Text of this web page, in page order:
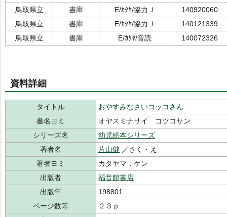
鳥取県立
書庫 E/ｶﾀﾔ/協力Ｊ
140920060
鳥取県立
書庫 E/ｶﾀﾔ/協力Ｊ
140121339
鳥取県立
書庫 E/ｶﾀﾔ/音読 140072326
資料詳細
タイトル
おやすみなさいコッコさん
書名ヨミ
オヤスミナサイ コツコサン
シリーズ名
幼児絵本シリーズ
著者名
片山健 ／さく・え
著者ヨミ
カタヤマ，ケン
出版者
福音館書店
出版年
198801
ページ数等
２３ｐ